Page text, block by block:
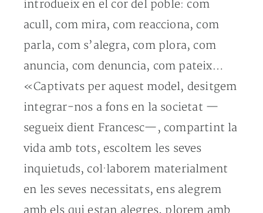
introdueix en el cor del poble: com
acull, com mira, com reacciona, com
parla, com s’alegra, com plora, com
anuncia, com denuncia, com pateix…
«Captivats per aquest model, desitgem
integrar-nos a fons en la societat —
segueix dient Francesc—, compartint la
vida amb tots, escoltem les seves
inquietuds, col·laborem materialment
en les seves necessitats, ens alegrem